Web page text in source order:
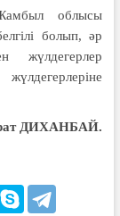
облысы
болып, әр
жүлдегерлер
ДИХАНБАЙ.